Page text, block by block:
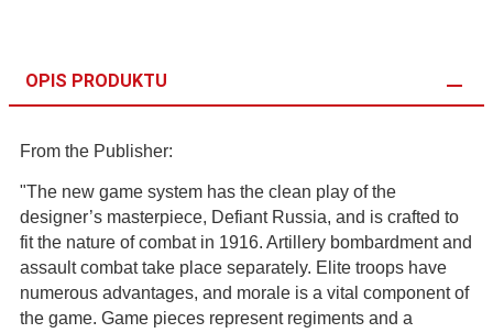
OPIS PRODUKTU
From the Publisher:
"The new game system has the clean play of the
designer’s masterpiece, Defiant Russia, and is crafted to
fit the nature of combat in 1916. Artillery bombardment and
assault combat take place separately. Elite troops have
numerous advantages, and morale is a vital component of
the game. Game pieces represent regiments and a